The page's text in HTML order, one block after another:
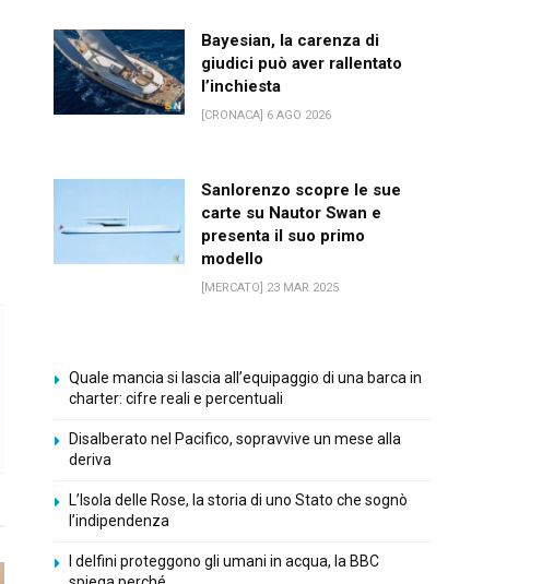
Bayesian, la carenza di
giudici può aver rallentato
l’inchiesta
[CRONACA] 6 AGO 2026
Sanlorenzo scopre le sue
carte su Nautor Swan e
presenta il suo primo
modello
[MERCATO] 23 MAR 2025
Quale mancia si lascia all’equipaggio di una barca in
charter: cifre reali e percentuali
Disalberato nel Pacifico, sopravvive un mese alla
deriva
L’Isola delle Rose, la storia di uno Stato che sognò
l’indipendenza
I delfini proteggono gli umani in acqua, la BBC